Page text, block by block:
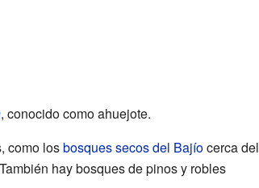
, conocido como ahuejote.
como losbosques secos del Bajíocerca del
hay bosques de pinos y robles